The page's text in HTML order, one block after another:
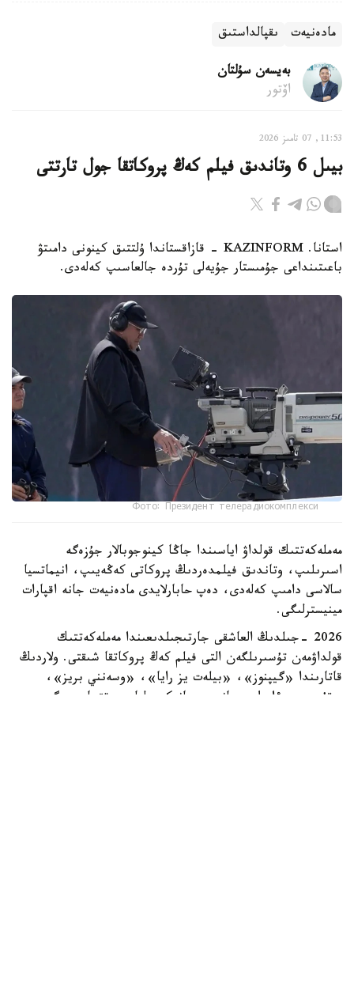
مادەنيەت ىقپالداستىق
بەيسەن سۇلتان
اۆتور
11:53, 07 تامىز 2026
بيىل 6 وتاندىق فيلم كەڭ پروكاتقا جول تارتتى
استانا. KAZINFORM - قازاقستاندا ۇلتتىق كينونى دامىتۋ
باعىتىنداعى جۇمىستار جۇيەلى تۇردە جالعاسىپ كەلەدى.
Фото: Президент телерадиокомплекси
مەملەكەتتىك قولداۋ اياسىندا جاڭا كينوجوبالار جۇزەگە
اسىرىلىپ، وتاندىق فيلمدەردىڭ پروكاتى كەڭەيىپ، انيماتسيا
سالاسى دامىپ كەلەدى، دەپ حابارلايدى مادەنيەت جانە اقپارات
مينيسترلىگى.
2026 -جىلدىڭ العاشقى جارتىجىلدىعىندا مەملەكەتتىك
قولداۋمەن تۇسىرىلگەن التى فيلم كەڭ پروكاتقا شىقتى. ولاردىڭ
قاتارىندا «گيپنوز»، «بيلەت يز رايا»، «وسەنني بريز»،
«قۇت»، «ءابىل» جانە «پريانيكي دليا ەە وتتسا، موەگو